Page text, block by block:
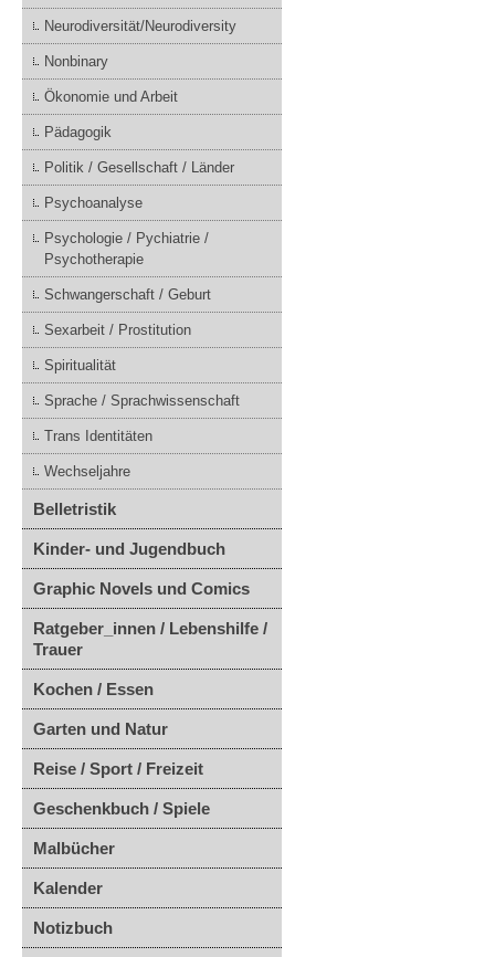
Neurodiversität/Neurodiversity
Nonbinary
Ökonomie und Arbeit
Pädagogik
Politik / Gesellschaft / Länder
Psychoanalyse
Psychologie / Pychiatrie /
Psychotherapie
Schwangerschaft / Geburt
Sexarbeit / Prostitution
Spiritualität
Sprache / Sprachwissenschaft
Trans Identitäten
Wechseljahre
Belletristik
Kinder- und Jugendbuch
Graphic Novels und Comics
Ratgeber_innen / Lebenshilfe /
Trauer
Kochen / Essen
Garten und Natur
Reise / Sport / Freizeit
Geschenkbuch / Spiele
Malbücher
Kalender
Notizbuch